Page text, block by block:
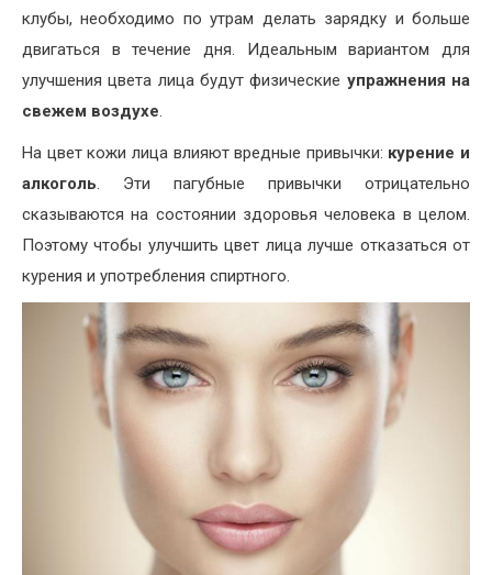
клубы, необходимо по утрам делать зарядку и больше
двигаться в течение дня. Идеальным вариантом для
улучшения цвета лица будут физические упражнения на
свежем воздухе.
На цвет кожи лица влияют вредные привычки: курение и
алкоголь. Эти пагубные привычки отрицательно
сказываются на состоянии здоровья человека в целом.
Поэтому чтобы улучшить цвет лица лучше отказаться от
курения и употребления спиртного.